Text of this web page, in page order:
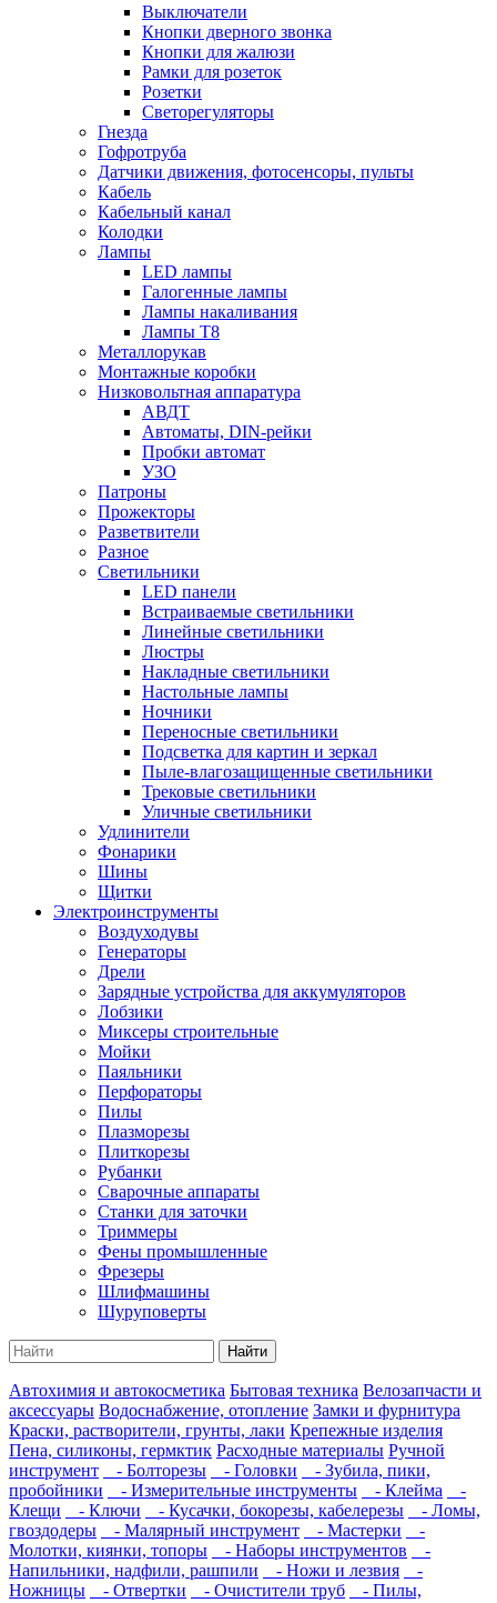
Выключатели
Кнопки дверного звонка
Кнопки для жалюзи
Рамки для розеток
Розетки
Светорегуляторы
Гнезда
Гофротруба
Датчики движения, фотосенсоры, пульты
Кабель
Кабельный канал
Колодки
Лампы
LED лампы
Галогенные лампы
Лампы накаливания
Лампы Т8
Металлорукав
Монтажные коробки
Низковольтная аппаратура
АВДТ
Автоматы, DIN-рейки
Пробки автомат
УЗО
Патроны
Прожекторы
Разветвители
Разное
Светильники
LED панели
Встраиваемые светильники
Линейные светильники
Люстры
Накладные светильники
Настольные лампы
Ночники
Переносные светильники
Подсветка для картин и зеркал
Пыле-влагозащищенные светильники
Трековые светильники
Уличные светильники
Удлинители
Фонарики
Шины
Щитки
Электроинструменты
Воздуходувы
Генераторы
Дрели
Зарядные устройства для аккумуляторов
Лобзики
Миксеры строительные
Мойки
Паяльники
Перфораторы
Пилы
Плазморезы
Плиткорезы
Рубанки
Сварочные аппараты
Станки для заточки
Триммеры
Фены промышленные
Фрезеры
Шлифмашины
Шуруповерты
Найти
Автохимия и автокосметика Бытовая техника Велозапчасти и
аксессуары Водоснабжение, отопление Замки и фурнитура
Краски, растворители, грунты, лаки Крепежные изделия
Пена, силиконы, гермктик Расходные материалы Ручной
инструмент
- Болторезы - Головки
- Зубила, пики,
пробойники
- Измерительные инструменты - Клейма
-
Клещи
- Ключи - Кусачки, бокорезы, кабелерезы
- Ломы,
гвоздодеры
- Малярный инструмент - Мастерки
-
Молотки, киянки, топоры
- Наборы инструментов
-
Напильники, надфили, рашпили
- Ножи и лезвия
-
Ножницы
- Отвертки - Очистители труб
- Пилы,